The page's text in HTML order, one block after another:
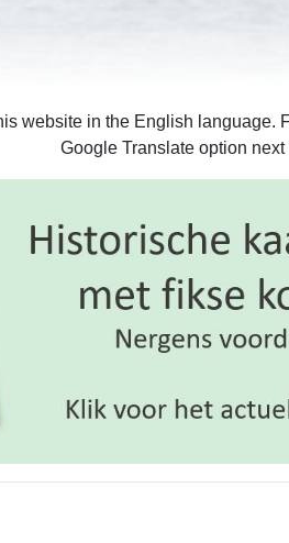
website in the English
Google Translate option next